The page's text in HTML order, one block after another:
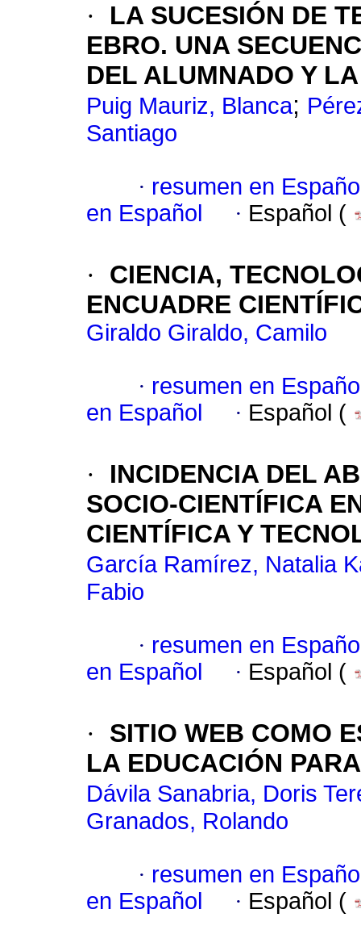
·
LA SUCESIÓN DE
EBRO. UNA
DEL ALUMNADO Y
Puig Mauriz, Blanca;
Santiago
· resumen en
en Español
· Español (
·
CIENCIA,
ENCUADRE
Giraldo Giraldo, Camilo
· resumen en
en Español
· Español (
·
INCIDENCIA DEL
SOCIO-CIENTÍFICA
CIENTÍFICA Y
García Ramírez, Natalia
Fabio
· resumen en
en Español
· Español (
·
SITIO WEB COMO
LA EDUCACIÓN
Dávila Sanabria, Doris
Granados, Rolando
· resumen en
en Español
· Español (